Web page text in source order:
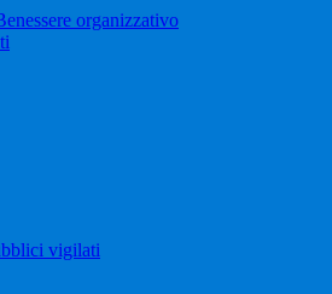
organizzativo
vigilati